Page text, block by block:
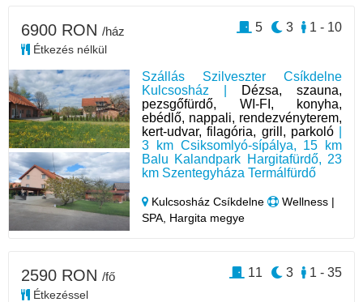
Szállás Szilveszter Csíkdelne
Kulcsosház |
Dézsa, szauna,
pezsgőfürdő, WI-FI, konyha,
ebédlő, nappali, rendezvényterem,
kert-udvar, filagória, grill, parkoló|
3 km Csiksomlyó-sípálya, 15 km
Balu Kalandpark Hargitafürdő, 23
km Szentegyháza Termálfürdő
Kulcsosház Csíkdelne
Wellness |
SPA, Hargita megye
6900 RON /ház
Étkezés nélkül
1 - 10
3
5
2590 RON /fő
Étkezéssel
1 - 35
3
11